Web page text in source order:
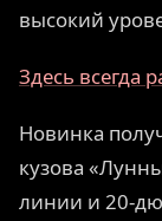
высокий
Здесь всегда
Новинка
кузова
линии и 20-